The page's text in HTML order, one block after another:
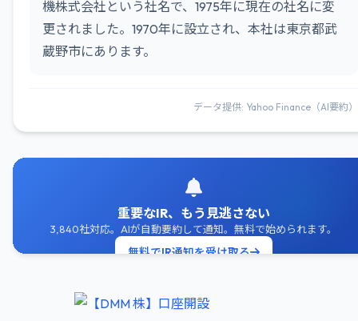
機株式会社という社名で、1975年に現在の社名に変
更されました。1970年に設立され、本社は東京都武
蔵野市にあります。
データ提供: Yahoo Finance（AI要約）
重要なIR、もう見逃さない
3,840社対応。AIが自動要約して通知。無料で始められます。
無料でIR通知を受け取る